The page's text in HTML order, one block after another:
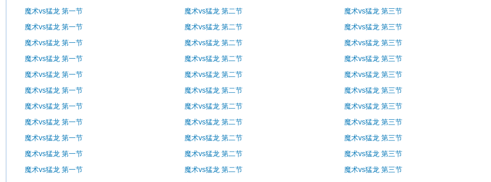
魔术vs猛龙 第一节
魔术vs猛龙 第二节 魔术vs猛龙 第三节
魔术vs猛龙 第一节
魔术vs猛龙 第二节 魔术vs猛龙 第三节
魔术vs猛龙 第一节
魔术vs猛龙 第二节 魔术vs猛龙 第三节
魔术vs猛龙 第一节
魔术vs猛龙 第二节 魔术vs猛龙 第三节
魔术vs猛龙 第一节
魔术vs猛龙 第二节 魔术vs猛龙 第三节
魔术vs猛龙 第一节
魔术vs猛龙 第二节 魔术vs猛龙 第三节
魔术vs猛龙 第一节
魔术vs猛龙 第二节 魔术vs猛龙 第三节
魔术vs猛龙 第一节
魔术vs猛龙 第二节 魔术vs猛龙 第三节
魔术vs猛龙 第一节
魔术vs猛龙 第二节 魔术vs猛龙 第三节
魔术vs猛龙 第一节
魔术vs猛龙 第二节 魔术vs猛龙 第三节
魔术vs猛龙 第一节
魔术vs猛龙 第二节 魔术vs猛龙 第三节